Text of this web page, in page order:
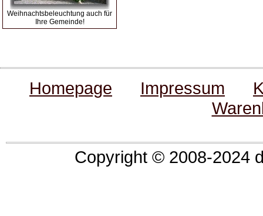
Weihnachtsbeleuchtung auch für
Ihre Gemeinde!
Homepage Impressum
Copyright © 2008-2024